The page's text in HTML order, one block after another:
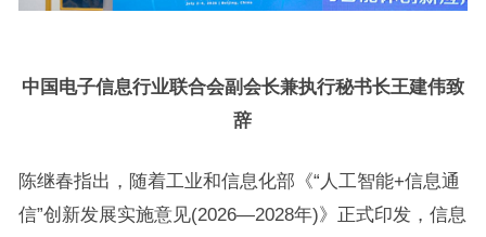
中国电子信息行业联合会副会长兼执行秘书长王建伟致
辞
陈继春指出，随着工业和信息化部《“人工智能+信息通
信”创新发展实施意见(2026—2028年)》正式印发，信息